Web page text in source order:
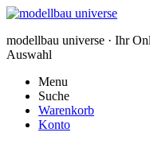
modellbau universe · Ihr
Auswahl
Menu
Suche
Warenkorb
Konto